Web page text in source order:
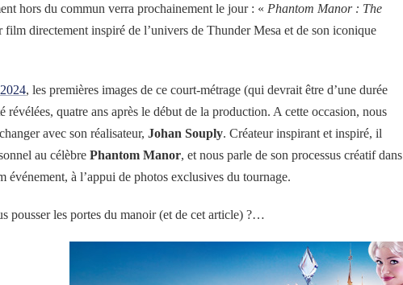
hors du commun verra prochainement le jour : « Phantom Manor : The
film directement inspiré de l’univers de Thunder Mesa et de son iconique
, les premières images de ce court-métrage (qui devrait être d’une durée
révélées, quatre ans après le début de la production. A cette occasion, nous
avec son réalisateur, Johan Souply. Créateur inspirant et inspiré, il
au célèbre Phantom Manor, et nous parle de son processus créatif dans
événement, à l’appui de photos exclusives du tournage.
pousser les portes du manoir (et de cet article) ?…